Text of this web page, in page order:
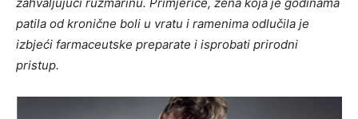
zahvaljujući ružmarinu. Primjerice, žena koja je godinama
patila od kronične boli u vratu i ramenima odlučila je
izbjeći farmaceutske preparate i isprobati prirodni
pristup.